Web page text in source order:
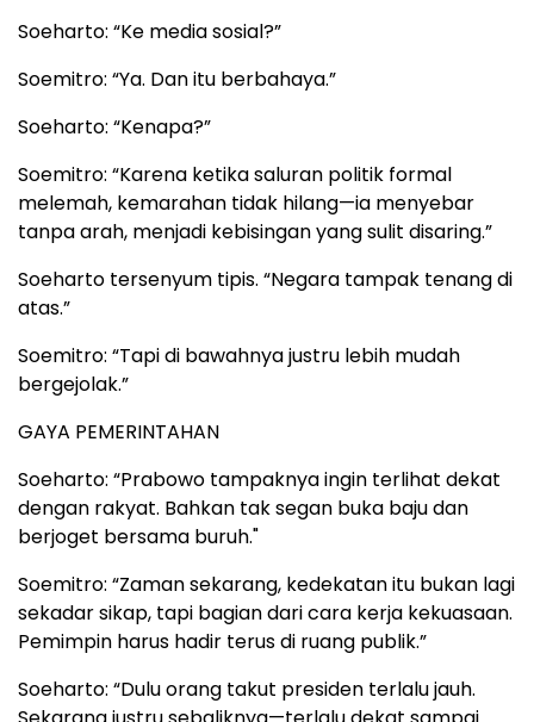
Soeharto: “Ke media sosial?”
Soemitro: “Ya. Dan itu berbahaya.”
Soeharto: “Kenapa?”
Soemitro: “Karena ketika saluran politik formal
melemah, kemarahan tidak hilang—ia menyebar
tanpa arah, menjadi kebisingan yang sulit disaring.”
Soeharto tersenyum tipis. “Negara tampak tenang di
atas.”
Soemitro: “Tapi di bawahnya justru lebih mudah
bergejolak.”
GAYA PEMERINTAHAN
Soeharto: “Prabowo tampaknya ingin terlihat dekat
dengan rakyat. Bahkan tak segan buka baju dan
berjoget bersama buruh."
Soemitro: “Zaman sekarang, kedekatan itu bukan lagi
sekadar sikap, tapi bagian dari cara kerja kekuasaan.
Pemimpin harus hadir terus di ruang publik.”
Soeharto: “Dulu orang takut presiden terlalu jauh.